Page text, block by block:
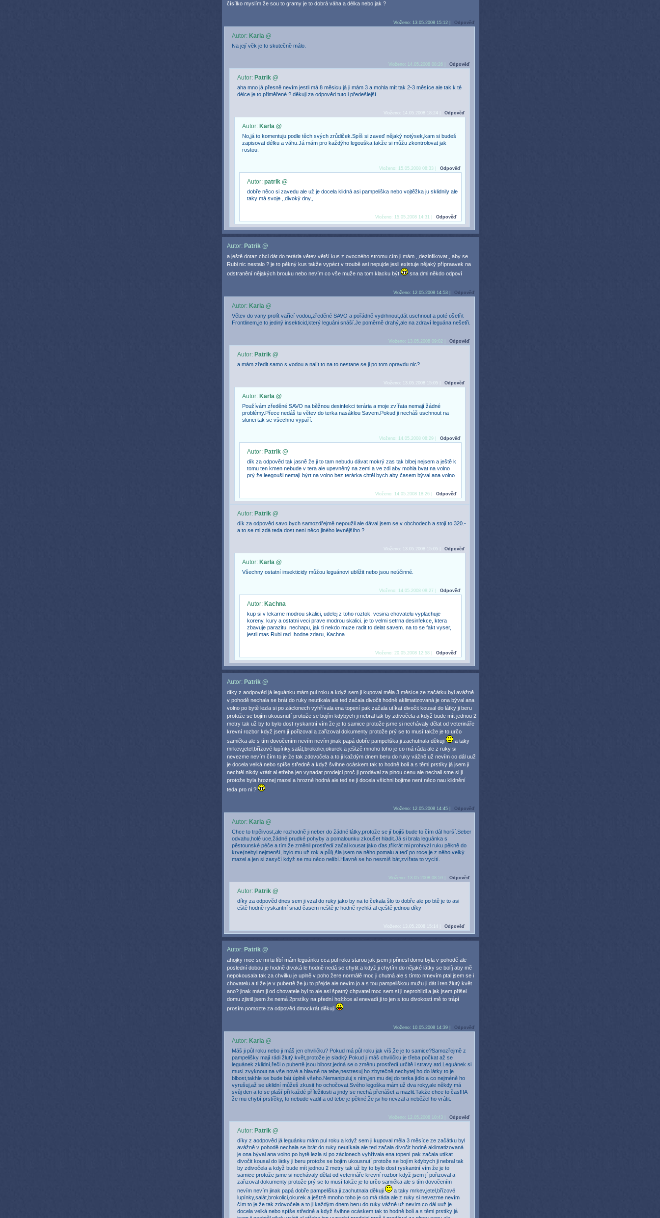
čísílko myslím že sou to gramy je to dobrá váha a délka nebo jak ?
Vloženo: 13.05.2008 15:12 | Odpověď
Autor: Karla @
Na její věk je to skutečně málo.
Vloženo: 14.05.2008 08:26 | Odpověď
Autor: Patrik @
aha mno já přesně nevím jestli má 8 měsicu já ji mám 3 a mohla mít tak 2-3 měsíce ale tak k té
délce je to přiměřené ? děkuji za odpověd tuto i předešlejší
Vloženo: 14.05.2008 18:24 | Odpověď
Autor: Karla @
No,já to komentuju podle těch svých zrůdiček.Spíš si zaveď nějaký notýsek,kam si budeš
zapisovat délku a váhu.Já mám pro každýho legouška,takže si můžu zkontrolovat jak
rostou.
Vloženo: 15.05.2008 08:33 | Odpověď
Autor: patrik @
dobře něco si zavedu ale už je docela klidná asi pampeliška nebo vojtěžka ju sklidnily ale
taky má svoje ,,divoký dny,,
Vloženo: 15.05.2008 14:31 | Odpověď
Autor: Patrik @
a ještě dotaz chci dát do terária větev větší kus z ovocného stromu cím ji mám ,,dezinfikovat,, aby se
Rubi nic nestalo ? je to pěkný kus takže vypéct v troubě asi nepujde jesli existuje nějaký přípraavek na
odstranění nějakých brouku nebo nevím co vše muže na tom klacku být
sna dmi někdo odpoví
Vloženo: 12.05.2008 14:53 | Odpověď
Autor: Karla @
Větev do vany prolít vařící vodou,zředěné SAVO a pořádně vydrhnout,dát uschnout a poté ošetřit
Frontlinem,je to jediný insekticid,který leguáni snáší.Je poměrně drahý,ale na zdraví leguána nešetři.
Vloženo: 13.05.2008 09:02 | Odpověď
Autor: Patrik @
a mám zředit samo s vodou a nalít to na to nestane se ji po tom opravdu nic?
Vloženo: 13.05.2008 15:05 | Odpověď
Autor: Karla @
Používám zředěné SAVO na běžnou desinfekci terária a moje zvířata nemají žádné
problémy.Přece nedáš tu větev do terka nasáklou Savem.Pokud ji necháš uschnout na
slunci tak se všechno vypaří.
Vloženo: 14.05.2008 08:29 | Odpověď
Autor: Patrik @
dík za odpověd tak jasně že ji to tam nebudu dávat mokrý zas tak blbej nejsem a ještě k
tomu ten kmen nebude v tera ale upevněný na zemi a ve zdi aby mohla bvat na volno
prý že leegouši nemají býrt na volno bez terárka chtěl bych aby časem býval ana volno
Vloženo: 14.05.2008 18:26 | Odpověď
Autor: Patrik @
dík za odpověd savo bych samozdřejmě nepoužil ale dával jsem se v obchodech a stojí to 320.-
a to se mi zdá teda dost není něco jiného levnějšího ?
Vloženo: 13.05.2008 15:05 | Odpověď
Autor: Karla @
Všechny ostatní insekticidy můžou leguánovi ublížit nebo jsou neúčinné.
Vloženo: 14.05.2008 08:27 | Odpověď
Autor: Kachna
kup si v lekarne modrou skalici, udelej z toho roztok. vesina chovatelu vyplachuje
koreny, kury a ostatni veci prave modrou skalici. je to velmi setrna desinfekce, ktera
zbavuje parazitu. nechapu, jak ti nekdo muze radit to delat savem. na to se fakt vyser,
jestli mas Rubi rad. hodne zdaru, Kachna
Vloženo: 20.05.2008 12:58 | Odpověď
Autor: Patrik @
díky z aodpověd já leguánku mám pul roku a když sem ji kupoval měla 3 měsíce ze začátku byl avážně
v pohodě nechala se brát do ruky neutíkala ale ted začala divočit hodně aklimatizovaná je ona býval ana
volno po bytě lezla si po záclonech vyhřívala ena topení pak začala utíkat divočit kousal do látky ji beru
protože se bojím ukousnutí protože se bojím kdybych ji nebral tak by zdivočela a když bude mít jednou 2
metry tak už by to bylo dost ryskantní vím že je to samice protože jsme si nechávaly dělat od veterináře
krevní rozbor když jsem jí pořizoval a zařizoval dokumenty protože prý se to musí takže je to určo
samička ale s tím dovočením nevím nevím jinak papá dobře pampeliška ji zachutnala děkuji
a taky
mrkev,jetel,břízové lupínky,salát,brokolici,okurek a ještzě mnoho toho je co má ráda ale z ruky si
nevezme nevím čím to je že tak zdovočela a to ji každým dnem beru do ruky vážně už nevím co dál uuž
je docela velká nebo spíše středně a když švihne ocáskem tak to hodně bolí a s těmi prstíky já jsem ji
nechtěl nikdy vrátit al etřeba jen vynadat prodejci proč ji prodával za plnou cenu ale nechali sme si ji
protože byla hroznej mazel a hrozně hodná ale ted se ji docela všichni bojíme není něco nau klidnění
teda pro ni ?
Vloženo: 12.05.2008 14:45 | Odpověď
Autor: Karla @
Chce to trpělivost,ale rozhodně ji neber do žádné látky,protože se jí bojíš bude to čím dál horší.Seber
odvahu,holé uce,žádné prudké pohyby a pomalounku zkoušet hladit.Já si brala leguánka s
pěstounské péče a tím,že změnil prostředí začal kousat jako ďas,třikrát mi prohryzl ruku pěkně do
krve(nebyl nejmenší, bylo mu už rok a půl),šla jsem na něho pomalu a teď po roce je z něho velký
mazel a jen si zasyčí když se mu něco nelíbí.Hlavně se ho nesmíš bát,zvířata to vycítí.
Vloženo: 13.05.2008 08:59 | Odpověď
Autor: Patrik @
díky za odpověd dnes sem ji vzal do ruky jako by na to čekala šlo to dobře ale po btě je to asi
eště hodně ryskantní snad časem neště je hodně rychlá al eještě jednou díky
Vloženo: 13.05.2008 15:14 | Odpověď
Autor: Patrik @
ahojky moc se mi tu líbí mám leguánku cca pul roku starou jak jsem ji přinesl domu byla v pohodě ale
poslední dobou je hodně divoká le hodně nedá se chytit a když ji chytím do nějaké látky se bolíj aby mě
nepokousala tak za chvilku je uplně v poho žere normálě moc ji chutná ale s tímto nmevím ptal jsem se i
chovatelu a ti že je v pubertě že ju to přejde ale nevím jo a s tou pampeliškou mužu ji dát i ten žlutý květ
ano? jinak mám ji od chovatele byl to ale asi špatný chpvatel moc sem si ji neprohlídl a jak jsem přišel
domu zjistil jsem že nemá 2prstíky na přední hožžce al enevadí ji to jen s tou divokostí mě to trápí
prosím pomozte za odpověd dmockrát děkuji
Vloženo: 10.05.2008 14:39 | Odpověď
Autor: Karla @
Máš ji půl roku nebo ji máš jen chviličku? Pokud má půl roku jak víš,že je to samice?Samozřejmě z
pampelišky mají rádi žlutý květ,protože je sladký.Pokud ji máš chviličku je třeba počkat až se
leguánek zklidní,řeči o pubertě jsou blbost,jedná se o změnu prostředí,určitě i stravy atd.Leguánek si
musí zvyknout na vše nové a hlavně na tebe,nestresuj ho zbytečně,nechytej ho do látky to je
blbost,takhle se bude bát úplně všeho.Nemanipuluj s ním,jen mu dej do terka jídlo a co nejméně ho
vyrušuj,až se uklidní můžeš zkusit ho ochočovat.Svého legoška mám už dva roky,ale někdy má
svůj den a to se plaší při každé příležitosti a jindy se nechá přenášet a mazlit.Takže chce to čas!!!A
že mu chybí prstíčky, to nebude vadit a od tebe je pěkné,že jsi ho nevzal a neběžel ho vrátit.
Vloženo: 12.05.2008 10:43 | Odpověď
Autor: Patrik @
díky z aodpověd já leguánku mám pul roku a když sem ji kupoval měla 3 měsíce ze začátku byl
avážně v pohodě nechala se brát do ruky neutíkala ale ted začala divočit hodně aklimatizovaná
je ona býval ana volno po bytě lezla si po záclonech vyhřívala ena topení pak začala utíkat
divočit kousal do látky ji beru protože se bojím ukousnutí protože se bojím kdybych ji nebral tak
by zdivočela a když bude mít jednou 2 metry tak už by to bylo dost ryskantní vím že je to
samice protože jsme si nechávaly dělat od veterináře krevní rozbor když jsem jí pořizoval a
zařizoval dokumenty protože prý se to musí takže je to určo samička ale s tím dovočením
nevím nevím jinak papá dobře pampeliška ji zachutnala děkuji
a taky mrkev,jetel,břízové
lupínky,salát,brokolici,okurek a ještzě mnoho toho je co má ráda ale z ruky si nevezme nevím
čím to je že tak zdovočela a to ji každým dnem beru do ruky vážně už nevím co dál uuž je
docela velká nebo spíše středně a když švihne ocáskem tak to hodně bolí a s těmi prstíky já